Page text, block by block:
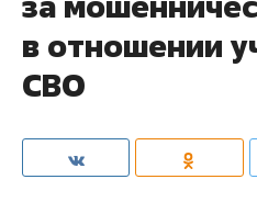
в отношении
СВО